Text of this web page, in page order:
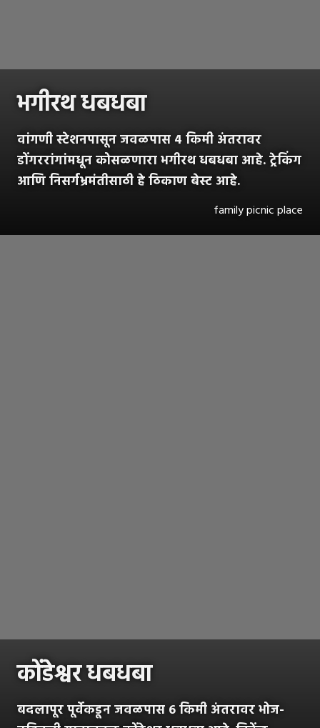
भगीरथ धबधबा
वांगणी स्टेशनपासून जवळपास 4 किमी अंतरावर
डोंगररांगांमधून कोसळणारा भगीरथ धबधबा आहे. ट्रेकिंग
आणि निसर्गभ्रमंतीसाठी हे ठिकाण बेस्ट आहे.
family picnic place
कोंडेश्वर धबधबा
बदलापूर पूर्वेकडून जवळपास 6 किमी अंतरावर भोज-